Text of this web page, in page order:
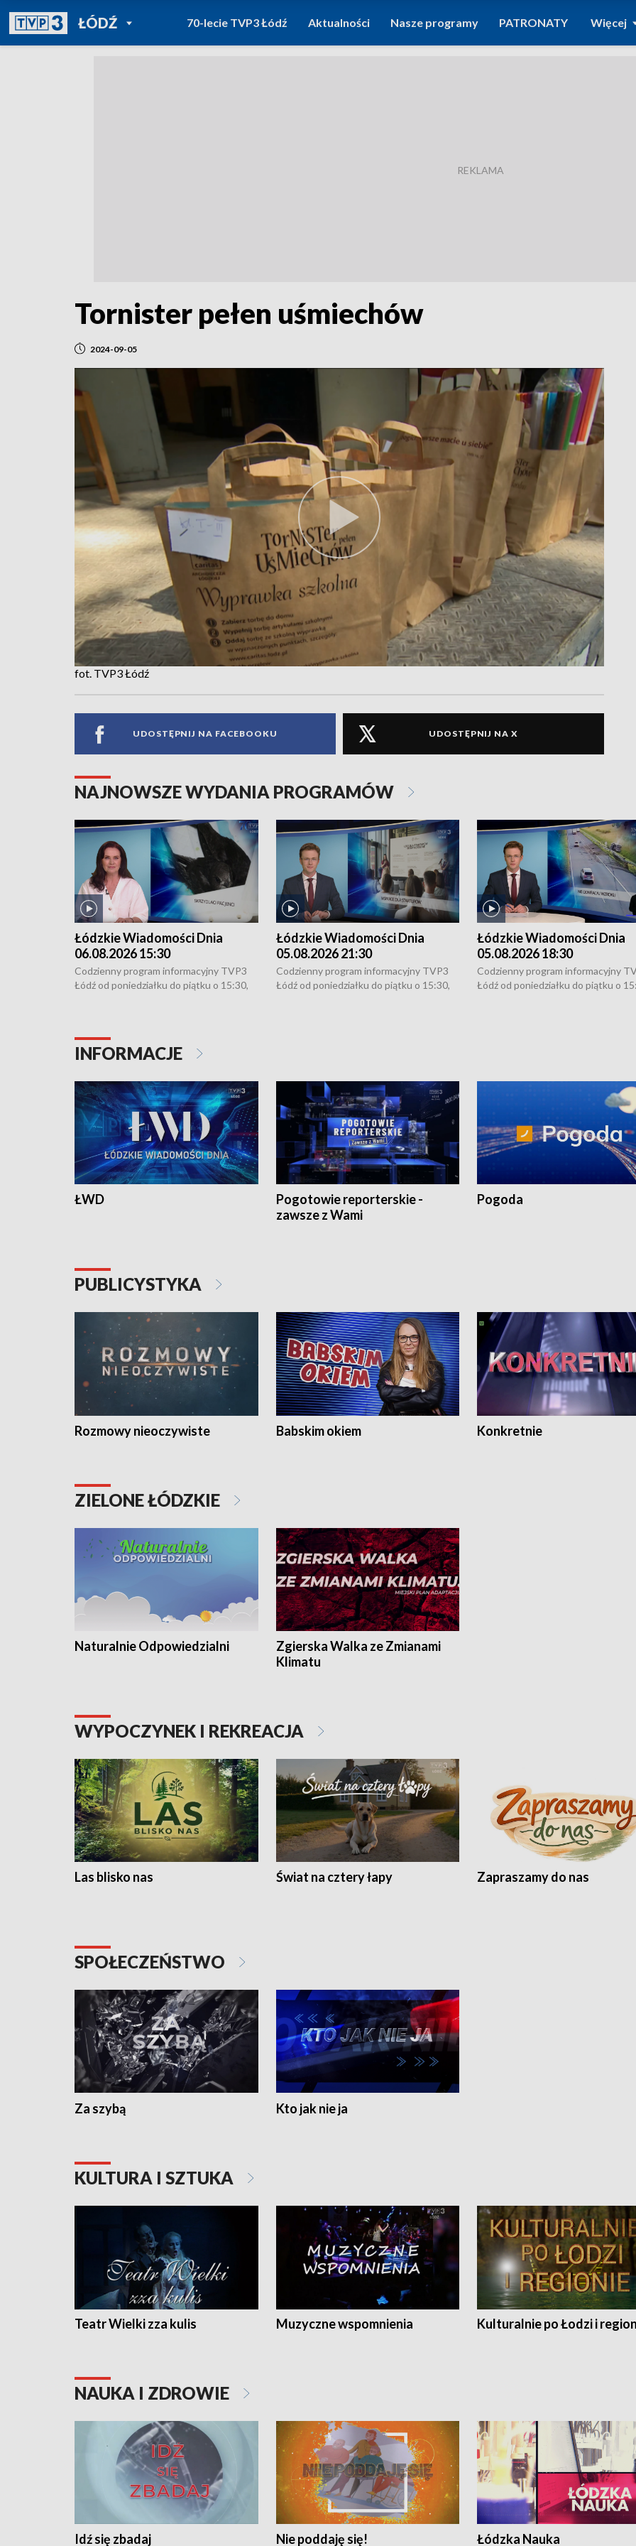
ŁÓDŹPOWRÓT DO
TVP REGIONY
70-lecie TVP3 Łódź Aktualności Nasze programy PATRONATY Więcej
Tornister pełen uśmiechów
2024-09-05
fot. TVP3 Łódź
UDOSTĘPNIJ NA FACEBOOKU UDOSTĘPNIJ NA X
NAJNOWSZE WYDANIA PROGRAMÓW
Łódzkie Wiadomości Dnia
06.08.2026 15:30
Codzienny program informacyjny TVP3
Łódź od poniedziałku do piątku o 15:30,
Łódzkie Wiadomości Dnia
05.08.2026 21:30
Codzienny program informacyjny TVP3
Łódź od poniedziałku do piątku o 15:30,
Łódzkie Wiadomości Dnia
05.08.2026 18:30
Codzienny program informacyjny
Łódź od poniedziałku do piątku o
INFORMACJE
ŁWD
Pogotowie reporterskie -
zawsze z Wami
Pogoda
PUBLICYSTYKA
Rozmowy nieoczywiste Babskim okiem Konkretnie
ZIELONE ŁÓDZKIE
Naturalnie Odpowiedzialni
Zgierska Walka ze Zmianami
Klimatu
WYPOCZYNEK I REKREACJA
Las blisko nas Świat na cztery łapy Zapraszamy do nas
SPOŁECZEŃSTWO
Za szybą Kto jak nie ja
KULTURA I SZTUKA
Teatr Wielki zza kulis Muzyczne wspomnienia Kulturalnie po Łodzi i
NAUKA I ZDROWIE
Idź się zbadaj Nie poddaję się! Łódzka Nauka